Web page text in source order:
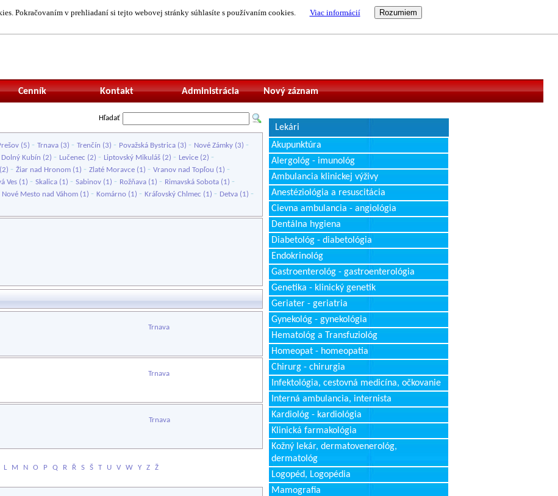
Pokračovaním v prehliadaní si tejto webovej stránky súhlasíte s používaním cookies. Viac informácií
Nový záznam
Administrácia
Kontakt
Cenník
Hľadať
(5) - Trnava (3) - Trenčín (3) - Považská Bystrica (3) - Nové Zámky (3) -
Dolný Kubín (2) - Lučenec (2) - Liptovský Mikuláš (2) - Levice (2) -
(2) - Žiar nad Hronom (1) - Zlaté Moravce (1) - Vranov nad Topľou (1) -
Ves (1) - Skalica (1) - Sabinov (1) - Rožňava (1) - Rimavská Sobota (1) -
Nové Mesto nad Váhom (1) - Komárno (1) - Kráľovský Chlmec (1) - Detva (1) -
Trnava
Trnava
Trnava
L M N O P Q R Ř S Š T U V W Y Z Ž
Lekári
Akupunktúra
Alergológ - imunológ
Ambulancia klinickej výživy
Anestéziológia a resuscitácia
Cievna ambulancia - angiológia
Dentálna hygiena
Diabetológ - diabetológia
Endokrinológ
Gastroenterológ - gastroenterológia
Genetika - klinický genetik
Geriater - geriatria
Gynekológ - gynekológia
Hematológ a Transfuziológ
Homeopat - homeopatia
Chirurg - chirurgia
Infektológia, cestovná medicína, očkovanie
Interná ambulancia, internista
Kardiológ - kardiológia
Klinická farmakológia
Kožný lekár, dermatovenerológ,
dermatológ
Logopéd, Logopédia
Mamografia